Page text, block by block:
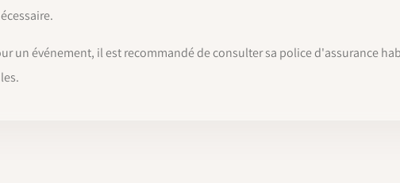
un événement, il est recommandé de consulter sa police d'assurance